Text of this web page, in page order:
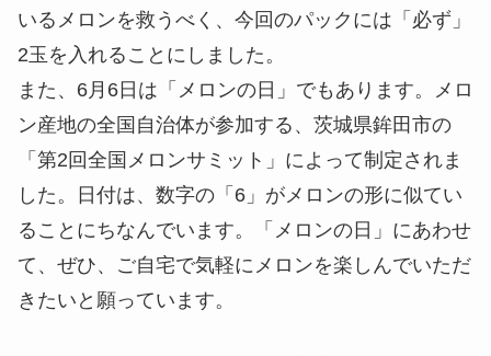
いるメロンを救うべく、今回のパックには「必ず」
2玉を入れることにしました。
また、6月6日は「メロンの日」でもあります。メロ
ン産地の全国自治体が参加する、茨城県鉾田市の
「第2回全国メロンサミット」によって制定されま
した。日付は、数字の「6」がメロンの形に似てい
ることにちなんでいます。「メロンの日」にあわせ
て、ぜひ、ご自宅で気軽にメロンを楽しんでいただ
きたいと願っています。